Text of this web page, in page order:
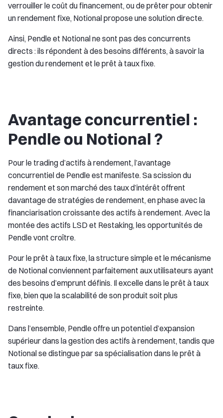
verrouiller le coût du financement, ou de prêter pour obtenir
un rendement fixe, Notional propose une solution directe.
Ainsi, Pendle et Notional ne sont pas des concurrents
directs : ils répondent à des besoins différents, à savoir la
gestion du rendement et le prêt à taux fixe.
Avantage concurrentiel :
Pendle ou Notional ?
Pour le trading d’actifs à rendement, l’avantage
concurrentiel de Pendle est manifeste. Sa scission du
rendement et son marché des taux d’intérêt offrent
davantage de stratégies de rendement, en phase avec la
financiarisation croissante des actifs à rendement. Avec la
montée des actifs LSD et Restaking, les opportunités de
Pendle vont croître.
Pour le prêt à taux fixe, la structure simple et le mécanisme
de Notional conviennent parfaitement aux utilisateurs ayant
des besoins d’emprunt définis. Il excelle dans le prêt à taux
fixe, bien que la scalabilité de son produit soit plus
restreinte.
Dans l’ensemble, Pendle offre un potentiel d’expansion
supérieur dans la gestion des actifs à rendement, tandis que
Notional se distingue par sa spécialisation dans le prêt à
taux fixe.